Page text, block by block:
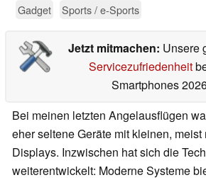
Gadget Sports / e-Sports
Jetzt mitmachen: Unsere
Servicezufriedenheit
Smartphones
Bei meinen letzten Angelausflügen
eher seltene Geräte mit kleinen, meist
Displays. Inzwischen hat sich die
weiterentwickelt: Moderne Systeme